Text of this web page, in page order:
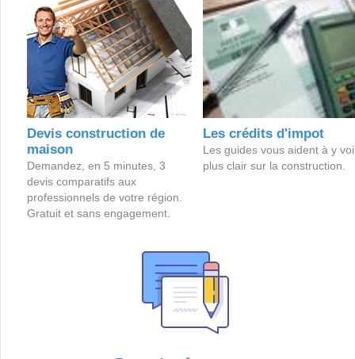
Devis construction de
maison
Demandez, en 5 minutes, 3
devis comparatifs aux
professionnels de votre région.
Gratuit et sans engagement.
Les crédits d'impot
Les guides vous aident à y
plus clair sur la construction.